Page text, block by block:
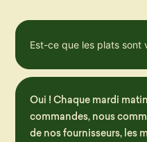
Est-ce que les plats sont
Oui ! Chaque mardi
commandes, nous
de nos fournisseurs, les